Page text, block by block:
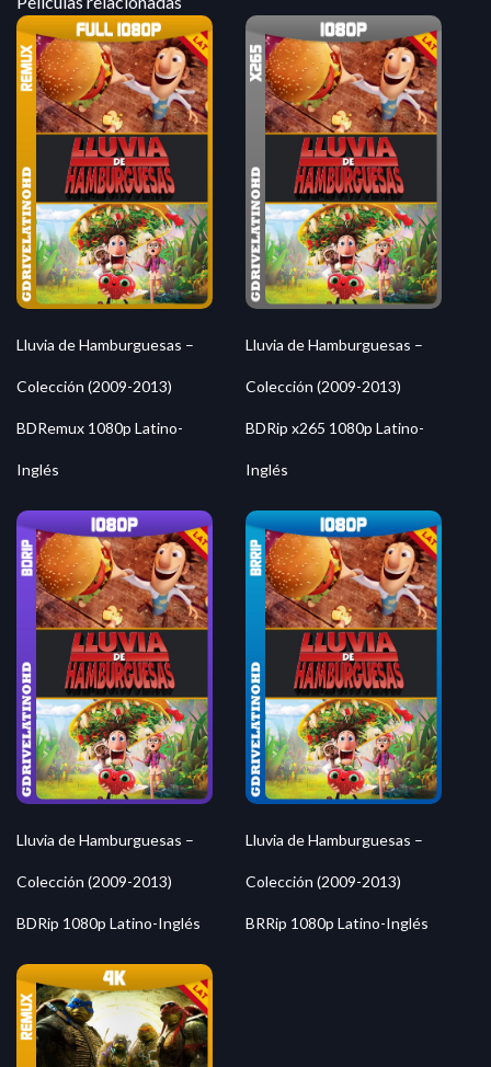
Lluvia de Hamburguesas –
Colección (2009-2013)
BDRemux 1080p Latino-
Inglés
Lluvia de Hamburguesas –
Colección (2009-2013)
BDRip x265 1080p Latino-
Inglés
Lluvia de Hamburguesas –
Colección (2009-2013)
BDRip 1080p Latino-Inglés
Lluvia de Hamburguesas –
Colección (2009-2013)
BRRip 1080p Latino-Inglés